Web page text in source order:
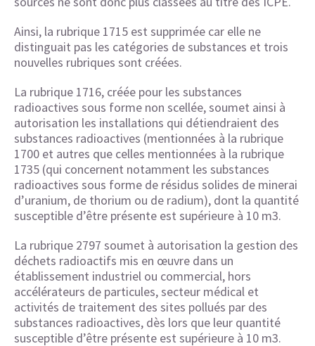
Ainsi, la rubrique 1715 est supprimée car elle ne
distinguait pas les catégories de substances et trois
nouvelles rubriques sont créées.
La rubrique 1716, créée pour les substances
radioactives sous forme non scellée, soumet ainsi à
autorisation les installations qui détiendraient des
substances radioactives (mentionnées à la rubrique
1700 et autres que celles mentionnées à la rubrique
1735 (qui concernent notamment les substances
radioactives sous forme de résidus solides de minerai
d’uranium, de thorium ou de radium), dont la quantité
susceptible d’être présente est supérieure à 10 m3.
La rubrique 2797 soumet à autorisation la gestion des
déchets radioactifs mis en œuvre dans un
établissement industriel ou commercial, hors
accélérateurs de particules, secteur médical et
activités de traitement des sites pollués par des
substances radioactives, dès lors que leur quantité
susceptible d’être présente est supérieure à 10 m3.